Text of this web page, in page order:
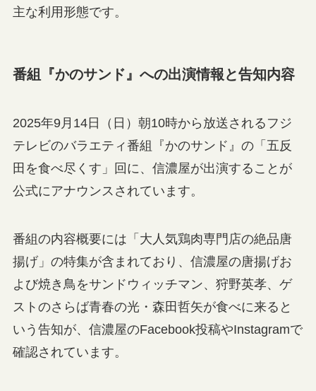
主な利用形態です。
番組『かのサンド』への出演情報と告知内容
2025年9月14日（日）朝10時から放送されるフジ
テレビのバラエティ番組『かのサンド』の「五反
田を食べ尽くす」回に、信濃屋が出演することが
公式にアナウンスされています。
番組の内容概要には「大人気鶏肉専門店の絶品唐
揚げ」の特集が含まれており、信濃屋の唐揚げお
よび焼き鳥をサンドウィッチマン、狩野英孝、ゲ
ストのさらば青春の光・森田哲矢が食べに来ると
いう告知が、信濃屋のFacebook投稿やInstagramで
確認されています。